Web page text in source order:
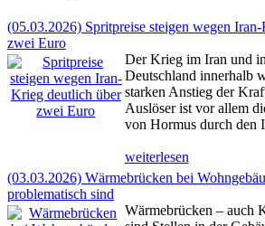
(05.03.2026) Spritpreise steigen wegen
zwei Euro
Der Krieg im Iran und
Deutschland innerhalb
starken Anstieg der
Auslöser ist vor allem
von Hormus durch den
weiterlesen
(03.03.2026) Wärmebrücken bei
problematisch sind
Wärmebrücken – auch